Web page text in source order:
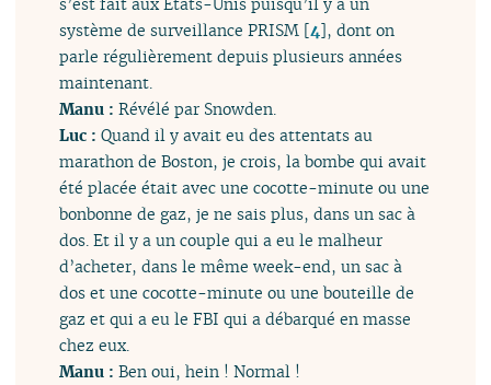
système de surveillance PRISM [4], dont on
parle régulièrement depuis plusieurs années
maintenant.
Manu :Révélé par Snowden.
Luc :Quand il y avait eu des attentats au
marathon de Boston, je crois, la bombe qui avait
été placée était avec une cocotte-minute ou une
bonbonne de gaz, je ne sais plus, dans un sac à
dos. Et il y a un couple qui a eu le malheur
d’acheter, dans le même week-end, un sac à
dos et une cocotte-minute ou une bouteille de
gaz et qui a eu le FBI qui a débarqué en masse
chez eux.
Manu :Ben oui, hein ! Normal !